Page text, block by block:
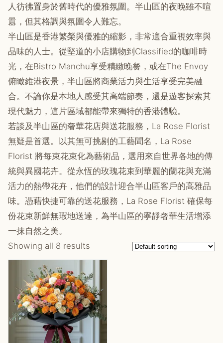
人彷彿置身於舊時代的優雅氛圍。半山區的夜晚雖不喧
囂，但其格調與氛圍令人難忘。
半山區是香港繁榮與優雅的縮影，非常適合重視效率與
品味的人士。從堅道的小店購物到Classified的咖啡時
光，在Bistro Manchu享受精緻晚餐，或在The Envoy
俯瞰維港夜景，半山區將商業活力與生活享受完美融
合。不論你是本地人感受其高端節奏，還是遊客探索其
現代魅力，這片區域都能帶來獨特的香港體驗。
若談及半山區的奢華花店與送花服務，La Rose Florist
無疑是首選。以其無可挑剔的工藝聞名，La Rose
Florist 將每束花束化為藝術品，選用來自世界各地的傳
統與異國花卉。從永恆的玫瑰花束到華麗的蘭花與充滿
活力的熱帶花卉，他們的設計迎合半山區客戶的高雅品
味。憑藉快捷可靠的送花服務，La Rose Florist 確保每
份花束新鮮無瑕地送達，為半山區的寧靜奢華生活增添
一抹自然之美。
Showing all 8 results